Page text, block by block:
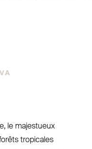
le majestueux
tro­picales